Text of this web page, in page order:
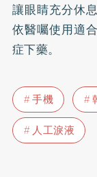
讓眼睛充分休
依醫囑使用適
症下藥。
手機
人工淚液